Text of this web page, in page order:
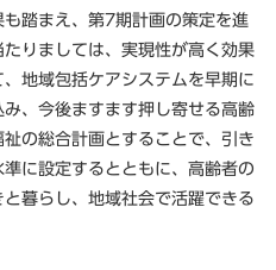
踏まえ、第7期計画の策定を進
りましては、実現性が高く効果
地域包括ケアシステムを早期に
、今後ますます押し寄せる高齢
の総合計画とすることで、引き
に設定するとともに、高齢者の
暮らし、地域社会で活躍できる